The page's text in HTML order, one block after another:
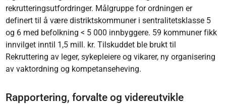
rekrutteringsutfordringer. Målgruppe for ordningen er
definert til å være distriktskommuner i sentralitetsklasse 5
og 6 med befolkning < 5 000 innbyggere. 59 kommuner fikk
innvilget inntil 1,5 mill. kr. Tilskuddet ble brukt til
Rekruttering av leger, sykepleiere og vikarer, ny organisering
av vaktordning og kompetanseheving.
Rapportering, forvalte og videreutvikle